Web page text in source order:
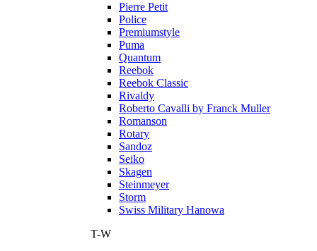
Pierre Petit
Police
Premiumstyle
Puma
Quantum
Reebok
Reebok Classic
Rivaldy
Roberto Cavalli by Franck Muller
Romanson
Rotary
Sandoz
Seiko
Skagen
Steinmeyer
Storm
Swiss Military Hanowa
T-W